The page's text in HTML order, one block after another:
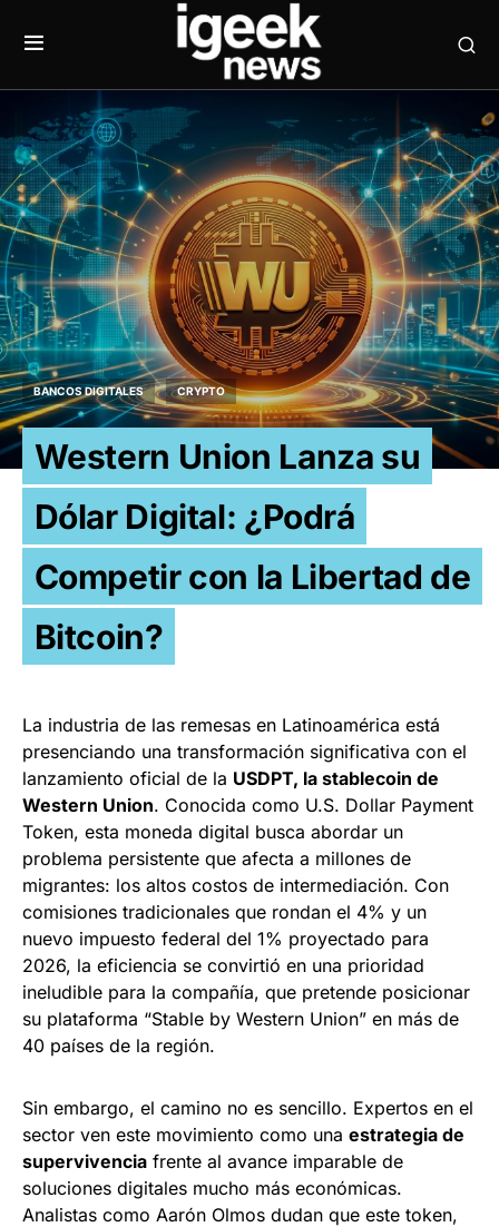
BANCOS DIGITALES CRYPTO
Western Union Lanza su
Dólar Digital: ¿Podrá
Competir con la Libertad de
Bitcoin?
La industria de las remesas en Latinoamérica está
presenciando una transformación significativa con el
lanzamiento oficial de la USDPT, la stablecoin de
Western Union. Conocida como U.S. Dollar Payment
Token, esta moneda digital busca abordar un
problema persistente que afecta a millones de
migrantes: los altos costos de intermediación. Con
comisiones tradicionales que rondan el 4% y un
nuevo impuesto federal del 1% proyectado para
2026, la eficiencia se convirtió en una prioridad
ineludible para la compañía, que pretende posicionar
su plataforma “Stable by Western Union” en más de
40 países de la región.
Sin embargo, el camino no es sencillo. Expertos en el
sector ven este movimiento como una estrategia de
supervivencia frente al avance imparable de
soluciones digitales mucho más económicas.
Analistas como Aarón Olmos dudan que este token,